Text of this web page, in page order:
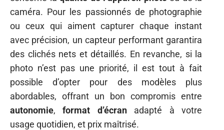
caméra. Pour les passionnés de photographie
ou ceux qui aiment capturer chaque instant
avec précision, un capteur performant garantira
des clichés nets et détaillés. En revanche, si la
photo n’est pas une priorité, il est tout à fait
possible d’opter pour des modèles plus
abordables, offrant un bon compromis entre
autonomie,format d’écranadapté à votre
usage quotidien, et prix maîtrisé.